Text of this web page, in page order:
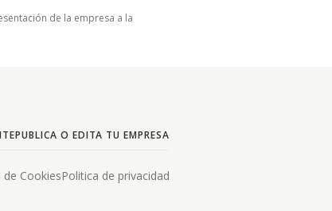
de la empresa a la
PUBLICA O EDITA TU EMPRESA
CookiesPolitica de privacidad